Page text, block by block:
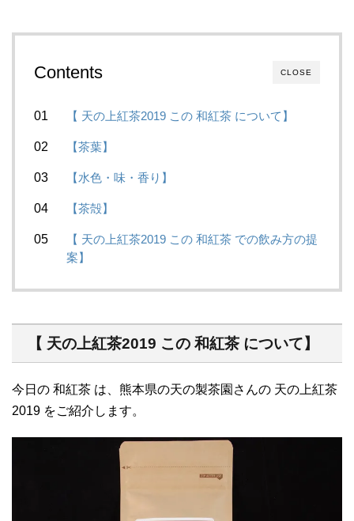
CLOSE
Contents
【 天の上紅茶2019 この 和紅茶 について】
【茶葉】
【水色・味・香り】
【茶殻】
【 天の上紅茶2019 この 和紅茶 での飲み方の提
案】
【 天の上紅茶2019 この 和紅茶 について】
今日の 和紅茶 は、熊本県の天の製茶園さんの 天の上紅茶
2019 をご紹介します。